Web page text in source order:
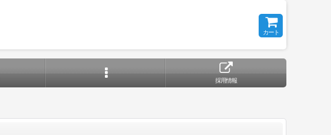
カート
採用情報